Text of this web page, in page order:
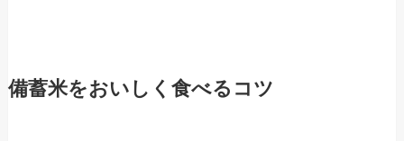
備蓄米をおいしく食べるコツ